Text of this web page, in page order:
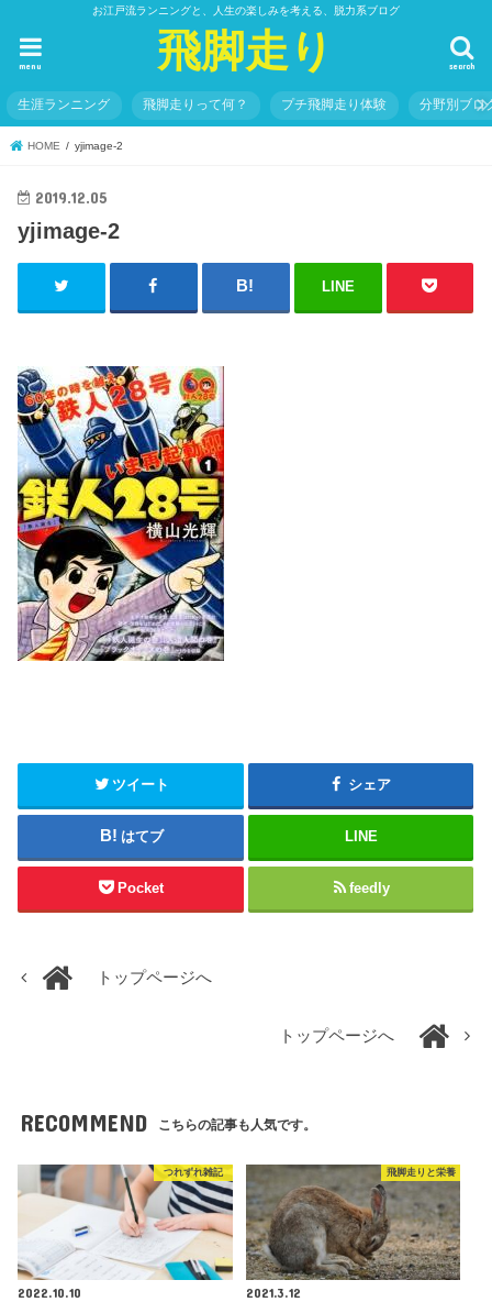
お江戸流ランニングと、人生の楽しみを考える、脱力系ブログ
飛脚走り search
menu
生涯ランニング 飛脚走りって何？ プチ飛脚走り体験 分野別ブロ
HOME yjimage-2
2019.12.05
yjimage-2
LINE
ツイート シェア
はてブ LINE
Pocket feedly
トップページへ
トップページへ
RECOMMEND こちらの記事も人気です。
つれずれ雑記
2022.10.10
飛脚走りと栄養
2021.3.12